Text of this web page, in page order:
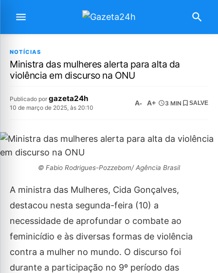
NOTÍCIAS
Ministra das mulheres alerta para alta da
violência em discurso na ONU
Publicado por gazeta24h
10 de março de 2025, às 20:10
A- A+ 3 MIN SALVE
© Fabio Rodrigues-Pozzebom/ Agência Brasil
A ministra das Mulheres, Cida Gonçalves,
destacou nesta segunda-feira (10) a
necessidade de aprofundar o combate ao
feminicídio e às diversas formas de violência
contra a mulher no mundo. O discurso foi
durante a participação no 9º período das